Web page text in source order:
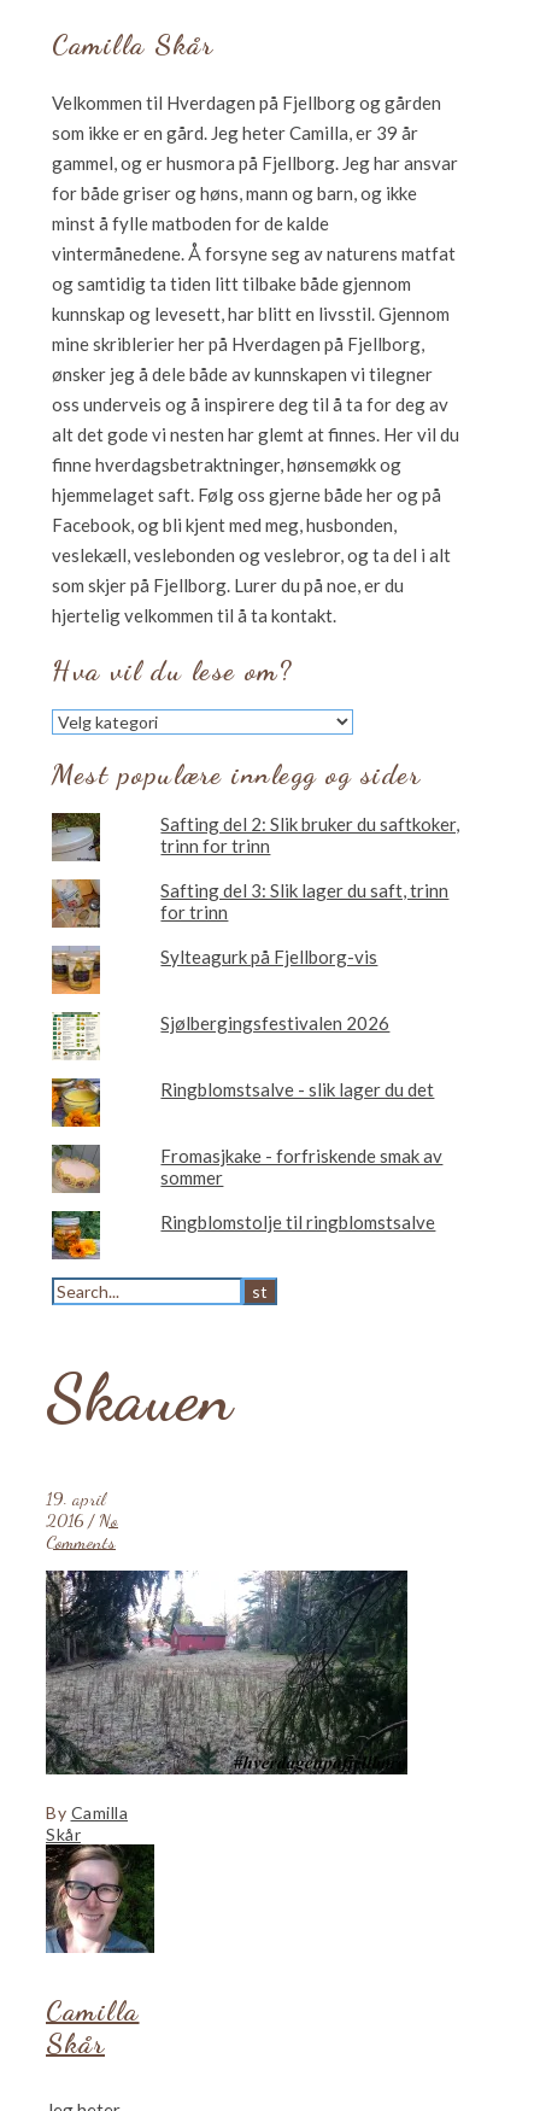
Camilla Skår
Velkommen til Hverdagen på Fjellborg og gården
som ikke er en gård. Jeg heter Camilla, er 39 år
gammel, og er husmora på Fjellborg. Jeg har ansvar
for både griser og høns, mann og barn, og ikke
minst å fylle matboden for de kalde
vintermånedene. Å forsyne seg av naturens matfat
og samtidig ta tiden litt tilbake både gjennom
kunnskap og levesett, har blitt en livsstil. Gjennom
mine skriblerier her på Hverdagen på Fjellborg,
ønsker jeg å dele både av kunnskapen vi tilegner
oss underveis og å inspirere deg til å ta for deg av
alt det gode vi nesten har glemt at finnes. Her vil du
finne hverdagsbetraktninger, hønsemøkk og
hjemmelaget saft. Følg oss gjerne både her og på
Facebook, og bli kjent med meg, husbonden,
veslekæll, veslebonden og veslebror, og ta del i alt
som skjer på Fjellborg. Lurer du på noe, er du
hjertelig velkommen til å ta kontakt.
Hva vil du lese om?
Hva
vil
du
lese
Mest populære innlegg og sider
Safting del 2: Slik bruker du saftkoker,
trinn for trinn
Safting del 3: Slik lager du saft, trinn
for trinn
Sylteagurk på Fjellborg-vis
Sjølbergingsfestivalen 2026
Ringblomstsalve - slik lager du det
Fromasjkake - forfriskende smak av
sommer
Ringblomstolje til ringblomstsalve
Skauen
19. april
2016 / No
Comments
By Camilla
Skår
Camilla
Skår